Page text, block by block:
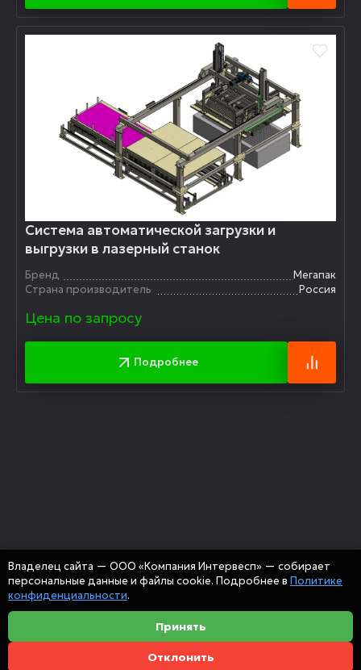
Система автоматической загрузки и
выгрузки в лазерный станок
Бренд
Мегапак
Страна производитель
Россия
Цена по запросу
Подробнее
Владелец сайта — ООО «Компания Интервесп» — собирает
персональные данные и файлы cookie. Подробнее в Политике
конфиденциальности.
Принять
Отклонить